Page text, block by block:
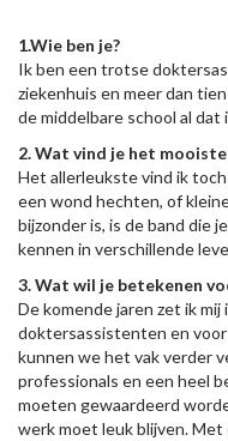
1.Wie ben je?
Ik ben een trotse
ziekenhuis en meer dan
de middelbare school al
2. Wat vind je het
Het allerleukste vind ik
een wond hechten, of
bijzonder is, is de band die
kennen in verschillende
3. Wat wil je betekenen
De komende jaren zet ik
doktersassistenten en voor
kunnen we het vak verder
professionals en een heel
moeten gewaardeerd
werk moet leuk blijven.